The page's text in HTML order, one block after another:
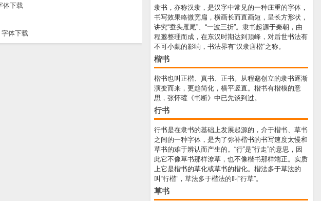
隶书，亦称汉隶，是汉字中常见的一种庄重的字体，
书写效果略微宽扁，横画长而直画短，呈长方形状，
讲究“蚕头雁尾”、“一波三折”。隶书起源于秦朝，由
程邈整理而成，在东汉时期达到顶峰，对后世书法有
不可小觑的影响，书法界有“汉隶唐楷”之称。
楷书
楷书也叫正楷、真书、正书。从程邈创立的隶书逐渐
演变而来，更趋简化，横平竖直。楷书有楷模的意
思，张怀瓘《书断》中已先谈到过。
行书
行书是在隶书的基础上发展起源的，介于楷书、草书
之间的一种字体，是为了弥补楷书的书写速度太慢和
草书的难于辨认而产生的。“行”是“行走”的意思，因
此它不像草书那样潦草，也不像楷书那样端正。实质
上它是楷书的草化或草书的楷化。楷法多于草法的
叫“行楷”，草法多于楷法的叫“行草”。
草书
体下载
体下载